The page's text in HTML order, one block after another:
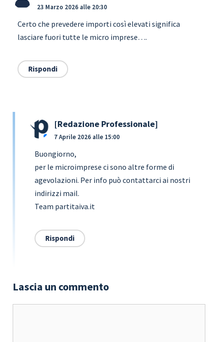
23 Marzo 2026 alle 20:30
Certo che prevedere importi così elevati significa
lasciare fuori tutte le micro imprese….
Rispondi
Redazione Professionale
7 Aprile 2026 alle 15:00
Buongiorno,
per le microimprese ci sono altre forme di
agevolazioni. Per info può contattarci ai nostri
indirizzi mail.
Team partitaiva.it
Rispondi
Lascia un commento